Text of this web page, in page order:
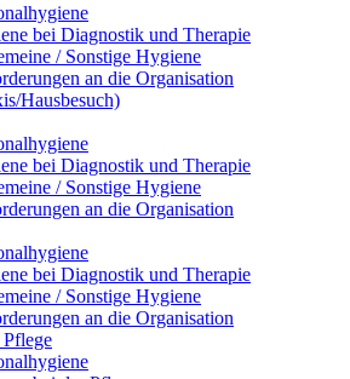
bei Diagnostik und Therapie
/ Sonstige Hygiene
an die Organisation
Hausbesuch)
bei Diagnostik und Therapie
/ Sonstige Hygiene
an die Organisation
bei Diagnostik und Therapie
/ Sonstige Hygiene
an die Organisation